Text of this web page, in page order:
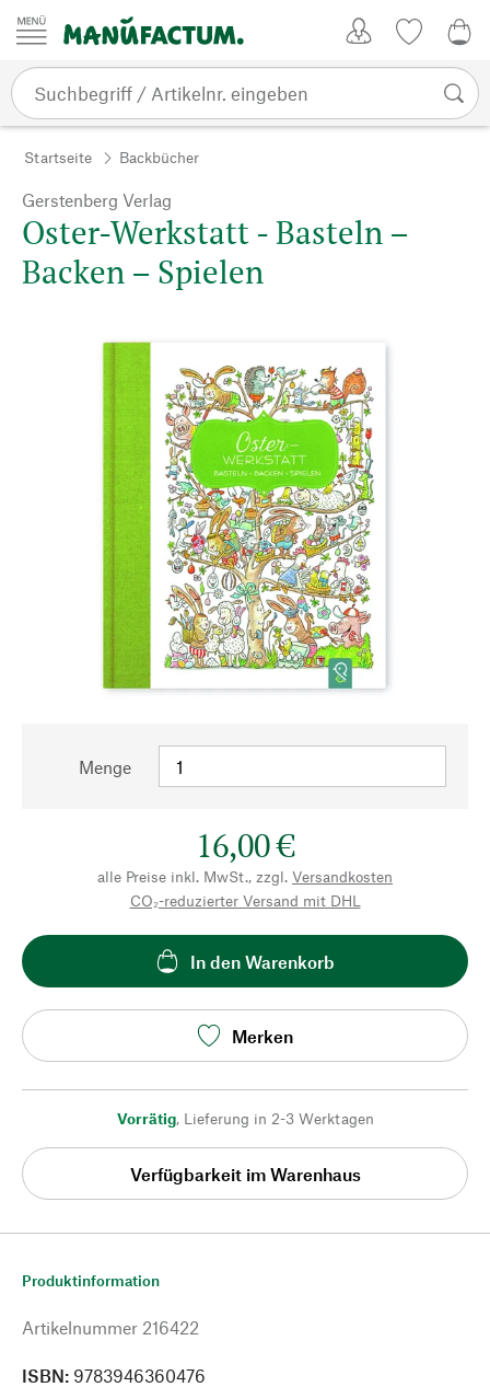
Zum Inhalt springen
Startseite Backbücher
Gerstenberg Verlag
Oster-Werkstatt - Basteln –
Backen – Spielen
Menge
16,00 €
alle Preise inkl. MwSt., zzgl. Versandkosten
CO₂-reduzierter Versand mit DHL
In den Warenkorb
Merken
Vorrätig, Lieferung in 2-3 Werktagen
Verfügbarkeit im Warenhaus
Produktinformation
Artikelnummer 216422
ISBN: 9783946360476